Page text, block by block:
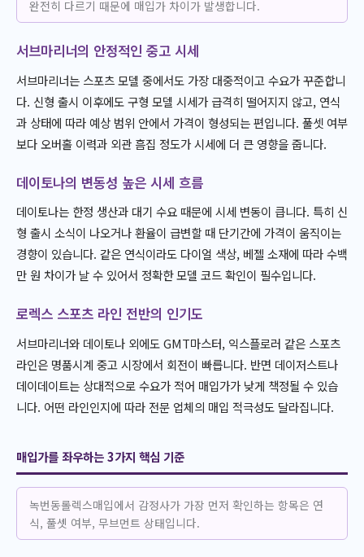
완전히 다르기 때문에 매입가 차이가 발생합니다.
서브마리너의 안정적인 중고 시세
서브마리너는 스포츠 모델 중에서도 가장 대중적이고 수요가 꾸준합니
다. 신형 출시 이후에도 구형 모델 시세가 급격히 떨어지지 않고, 연식
과 상태에 따라 예상 범위 안에서 가격이 형성되는 편입니다. 풀셋 여부
보다 오버홀 이력과 외관 흠집 정도가 시세에 더 큰 영향을 줍니다.
데이토나의 변동성 높은 시세 흐름
데이토나는 한정 생산과 대기 수요 때문에 시세 변동이 큽니다. 특히 신
형 출시 소식이 나오거나 환율이 급변할 때 단기간에 가격이 움직이는
경향이 있습니다. 같은 연식이라도 다이얼 색상, 베젤 소재에 따라 수백
만 원 차이가 날 수 있어서 정확한 모델 코드 확인이 필수입니다.
로렉스 스포츠 라인 전반의 인기도
서브마리너와 데이토나 외에도 GMT마스터, 익스플로러 같은 스포츠
라인은 명품시계 중고 시장에서 회전이 빠릅니다. 반면 데이저스트나
데이데이트는 상대적으로 수요가 적어 매입가가 낮게 책정될 수 있습
니다. 어떤 라인인지에 따라 전문 업체의 매입 적극성도 달라집니다.
매입가를 좌우하는 3가지 핵심 기준
녹번동롤렉스매입에서 감정사가 가장 먼저 확인하는 항목은 연
식, 풀셋 여부, 무브먼트 상태입니다.